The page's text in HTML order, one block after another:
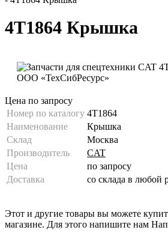
4T1864 Крышка
Цена по запросу
Номер по каталогу 4T1864
Наименование
Крышка
Склад
Москва
Производитель
CAT
Цена
по запросу
Доставка
со склада в любой
Этот и другие товары вы можете
магазине. Для этого напишите нам